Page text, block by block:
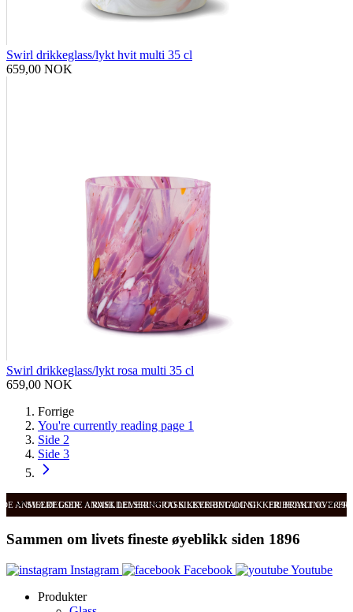
Swirl drikkeglass/lykt hvit multi 35 cl
659,00 NOK
Swirl drikkeglass/lykt rosa multi 35 cl
659,00 NOK
Forrige
You're currently reading page 1
Side 2
Side 3
ANMELDELSER RASK LEVERING OG SIKKER BETALING FRI FRAKT OVER
SVÆRT GODE ANMELDELSER RASK LEVERING OG SIKKER BETALING
Sammen om livets fineste øyeblikk siden 1896
Instagram Facebook
Youtube
Produkter